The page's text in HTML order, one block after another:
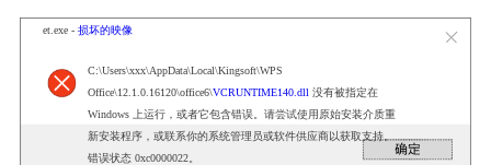
et.exe - 损坏的映像
C:\Users\xxx\AppData\Local\Kingsoft\WPS
Office\12.1.0.16120\office6\VCRUNTIME140.dll 没有被指定在
Windows 上运行，或者它包含错误。请尝试使用原始安装介质重
新安装程序，或联系你的系统管理员或软件供应商以获取支持。
错误状态 0xc0000022。